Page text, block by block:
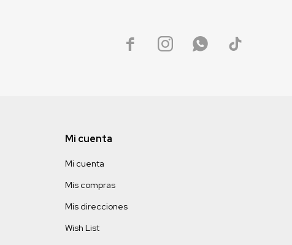
   
Mi cuenta
Mi cuenta
Mis compras
Mis direcciones
Wish List